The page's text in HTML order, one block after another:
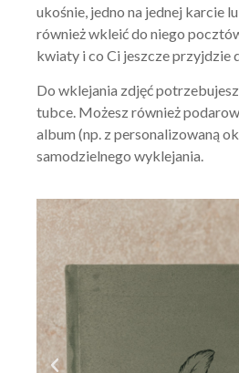
ukośnie, jedno na jednej karcie
również wkleić do niego
kwiaty i co Ci jeszcze przyjdzie
Do wklejania zdjęć
tubce. Możesz również
album (np. z personalizowaną
samodzielnego wyklejania.